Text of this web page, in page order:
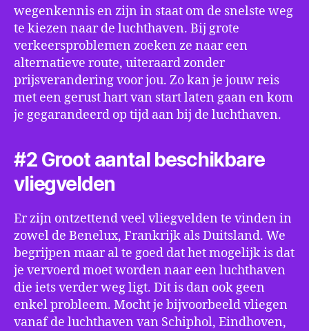
wegenkennis en zijn in staat om de snelste weg
te kiezen naar de luchthaven. Bij grote
verkeersproblemen zoeken ze naar een
alternatieve route, uiteraard zonder
prijsverandering voor jou. Zo kan je jouw reis
met een gerust hart van start laten gaan en kom
je gegarandeerd op tijd aan bij de luchthaven.
#2 Groot aantal beschikbare
vliegvelden
Er zijn ontzettend veel vliegvelden te vinden in
zowel de Benelux, Frankrijk als Duitsland. We
begrijpen maar al te goed dat het mogelijk is dat
je vervoerd moet worden naar een luchthaven
die iets verder weg ligt. Dit is dan ook geen
enkel probleem. Mocht je bijvoorbeeld vliegen
vanaf de luchthaven van Schiphol, Eindhoven,